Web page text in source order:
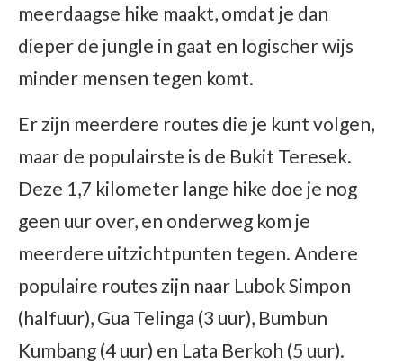
meerdaagse hike maakt, omdat je dan
dieper de jungle in gaat en logischer wijs
minder mensen tegen komt.
Er zijn meerdere routes die je kunt volgen,
maar de populairste is de Bukit Teresek.
Deze 1,7 kilometer lange hike doe je nog
geen uur over, en onderweg kom je
meerdere uitzichtpunten tegen. Andere
populaire routes zijn naar Lubok Simpon
(halfuur), Gua Telinga (3 uur), Bumbun
Kumbang (4 uur) en Lata Berkoh (5 uur).